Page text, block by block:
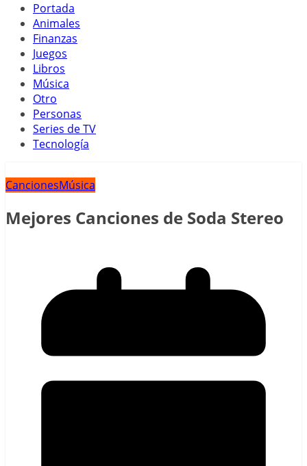
Portada
Animales
Finanzas
Juegos
Libros
Música
Otro
Personas
Series de TV
Tecnología
CancionesMúsica
Mejores Canciones de Soda Stereo